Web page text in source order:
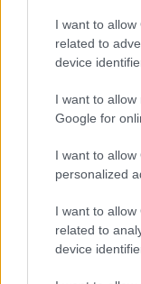
I want to
related to
device
I want to
Google for
I want to
personalized
I want to
related to
device
Forrás: